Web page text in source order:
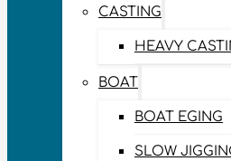
CASTING
HEAVY
BOAT
BOAT EGING
SLOW